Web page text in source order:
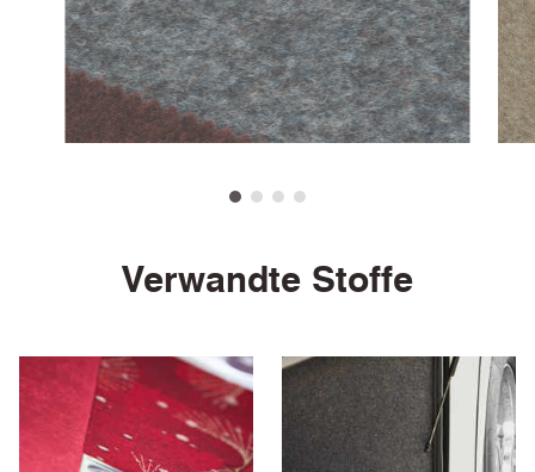
CERTIFICATES & REPORTS
5 Jahre Garantie PDF
FMVSS 302 PDF
ECE Reg No.118 Annexes Part 6 & 7 PDF
Lichtechtheit Zertifikat PDF
Verwandte Stoffe